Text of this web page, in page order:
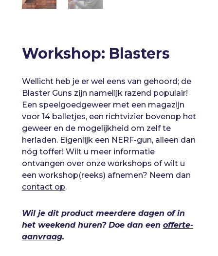
Workshop: Blasters
Wellicht heb je er wel eens van gehoord; de
Blaster Guns zijn namelijk razend populair!
Een speelgoedgeweer met een magazijn
voor 14 balletjes, een richtvizier bovenop het
geweer en de mogelijkheid om zelf te
herladen. Eigenlijk een NERF-gun, alleen dan
nóg toffer! Wilt u meer informatie
ontvangen over onze workshops of wilt u
een workshop(reeks) afnemen? Neem dan
contact op.
Wil je dit product meerdere dagen of in
het weekend huren? Doe dan een offerte-
aanvraag.